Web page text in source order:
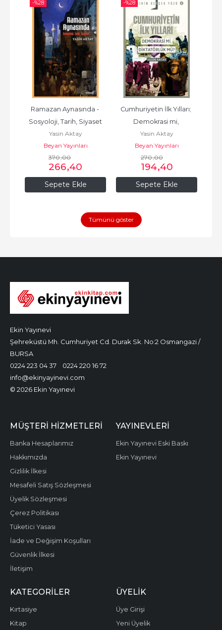
-%28
Sepete Ekle
Ramazan Aynasında -
Sosyoloji, Tarih, Siyaset
Yasin Aktay
Beyan Yayınları
370,00
266,40
-%28
Sepete Ekle
Cumhuriyetin İlk Yılları;
Demokrasi mi,
Diktatörlük mü?
Yasin Aktay
Beyan Yayınları
270,00
194,40
Tümünü göster
Ekin Yayınevi
Şehreküstü Mh. Cumhuriyet Cd. Durak Sk. No:2 Osmangazi /
BURSA
0224 223 04 37
0224 220 16 72
info@ekinyayinevi.com
© 2026 Ekin Yayınevi
MÜŞTERI HIZMETLERI
Banka Hesaplarımız
Hakkımızda
Gizlilik İlkesi
Mesafeli Satış Sözleşmesi
Üyelik Sözleşmesi
Çerez Politikası
Tüketici Yasası
İade ve Değişim Koşulları
Güvenlik İlkesi
İletişim
YAYINEVLERI
Ekin Yayınevi Eski Baskı
Ekin Yayınevi
KATEGORILER
Kırtasiye
Kitap
ÜYELIK
Üye Girişi
Yeni Üyelik